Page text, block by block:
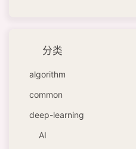
分类
algorithm
common
deep-learning
AI